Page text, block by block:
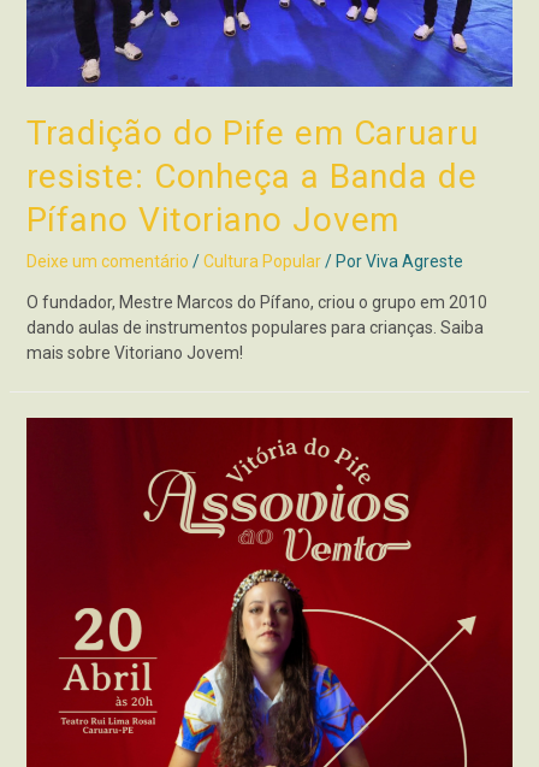
Tradição do Pife em Caruaru
resiste: Conheça a Banda de
Pífano Vitoriano Jovem
Deixe um comentário /Cultura Popular/ PorViva Agreste
O fundador, Mestre Marcos do Pífano, criou o grupo em 2010
dando aulas de instrumentos populares para crianças. Saiba
mais sobre Vitoriano Jovem!